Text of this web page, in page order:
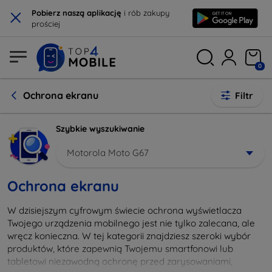
× Pobierz naszą aplikację i rób zakupy
prościej
0
Ochrona ekranu Filtr
Szybkie wyszukiwanie
Motorola Moto G67
Ochrona ekranu
W dzisiejszym cyfrowym świecie ochrona wyświetlacza
Twojego urządzenia mobilnego jest nie tylko zalecana, ale
wręcz konieczna. W tej kategorii znajdziesz szeroki wybór
produktów, które zapewnią Twojemu smartfonowi lub
tabletowi niezawodną ochronę przed zarysowaniami,